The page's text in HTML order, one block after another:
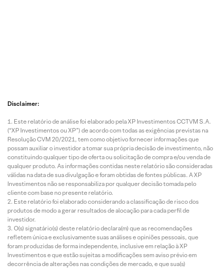
dos
Mercad
os
Globais
–
Novas
máxima
s em
meio à
tempor
ada de
resulta
dos
lation
Energy
divulga
resulta
dos do
2T26
Compa
nhia
divulga
resulta
dos do
2T26
dos
2T26
Disclaimer:
Este relatório de análise foi elaborado pela XP Investimentos CCTVM S.A.
(“XP Investimentos ou XP”) de acordo com todas as exigências previstas na
Resolução CVM 20/2021, tem como objetivo fornecer informações que
possam auxiliar o investidor a tomar sua própria decisão de investimento, não
constituindo qualquer tipo de oferta ou solicitação de compra e/ou venda de
qualquer produto. As informações contidas neste relatório são consideradas
válidas na data de sua divulgação e foram obtidas de fontes públicas. A XP
Investimentos não se responsabiliza por qualquer decisão tomada pelo
cliente com base no presente relatório.
Este relatório foi elaborado considerando a classificação de risco dos
produtos de modo a gerar resultados de alocação para cada perfil de
investidor.
O(s) signatário(s) deste relatório declara(m) que as recomendações
refletem única e exclusivamente suas análises e opiniões pessoais, que
foram produzidas de forma independente, inclusive em relação à XP
Investimentos e que estão sujeitas a modificações sem aviso prévio em
decorrência de alterações nas condições de mercado, e que sua(s)